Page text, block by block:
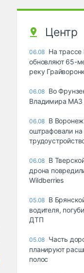
Центр
06.08 На трассе
обновляют 65-
реку
06.08 Во
Владимира МАЗ
06.08 В
оштрафовали
06.08 В
дрона
Wildberries
05.08 В
водителя,
ДТП
05.08 Часть
планируют
полос